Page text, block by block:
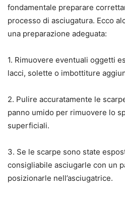
fondamentale preparare
processo di asciugatura. Ecco
una preparazione adeguata:
1. Rimuovere eventuali oggetti
lacci, solette o imbottiture
2. Pulire accuratamente le
panno umido per rimuovere lo
superficiali.
3. Se le scarpe sono state
consigliabile asciugarle con un
posizionarle nell’asciugatrice.